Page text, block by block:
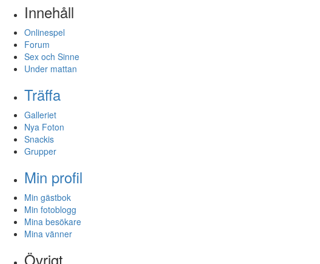
Innehåll
Onlinespel
Forum
Sex och Sinne
Under mattan
Träffa
Galleriet
Nya Foton
Snackis
Grupper
Min profil
Min gästbok
Min fotoblogg
Mina besökare
Mina vänner
Övrigt